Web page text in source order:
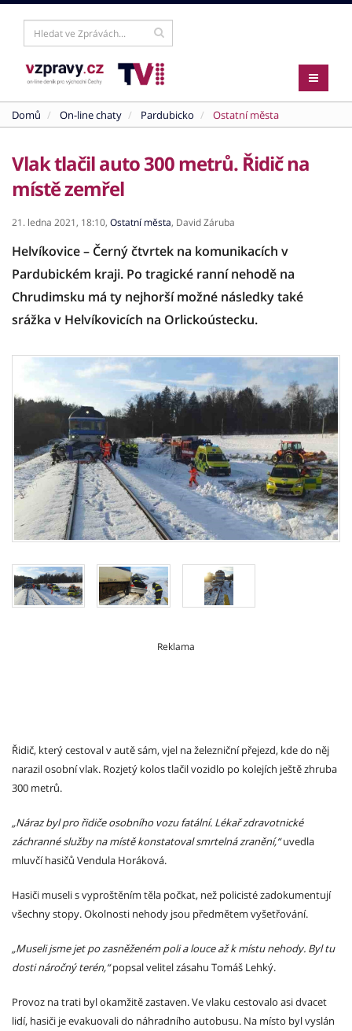
Domů On-line chaty Pardubicko Ostatní města
Vlak tlačil auto 300 metrů. Řidič na
místě zemřel
21. ledna 2021, 18:10, Ostatní města, David Záruba
Helvíkovice – Černý čtvrtek na komunikacích v
Pardubickém kraji. Po tragické ranní nehodě na
Chrudimsku má ty nejhorší možné následky také
srážka v Helvíkovicích na Orlickoústecku.
Reklama
Řidič, který cestoval v autě sám, vjel na železniční přejezd, kde do něj
narazil osobní vlak. Rozjetý kolos tlačil vozidlo po kolejích ještě zhruba
300 metrů.
„Náraz byl pro řidiče osobního vozu fatální. Lékař zdravotnické
záchranné služby na místě konstatoval smrtelná zranění,“uvedla
mluvčí hasičů Vendula Horáková.
Hasiči museli s vyproštěním těla počkat, než policisté zadokumentují
všechny stopy. Okolnosti nehody jsou předmětem vyšetřování.
„Museli jsme jet po zasněženém poli a louce až k místu nehody. Byl tu
dosti náročný terén,“popsal velitel zásahu Tomáš Lehký.
Provoz na trati byl okamžitě zastaven. Ve vlaku cestovalo asi dvacet
lidí, hasiči je evakuovali do náhradního autobusu. Na místo byl vyslán